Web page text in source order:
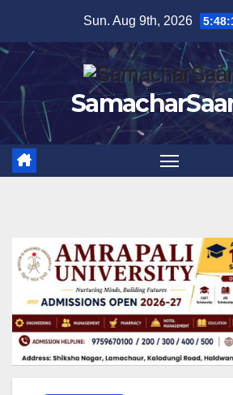
content
Sun. Aug 9th, 2026